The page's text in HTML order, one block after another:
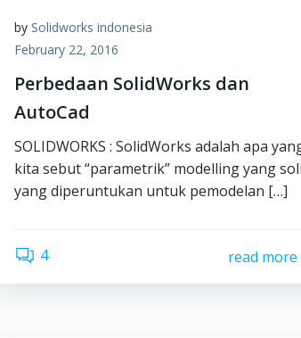
bySolidworks indonesia
February 22, 2016
Perbedaan SolidWorks dan
AutoCad
SOLIDWORKS : SolidWorks adalah apa
kita sebut “parametrik” modelling yang
yang diperuntukan untuk pemodelan […]
4 read more